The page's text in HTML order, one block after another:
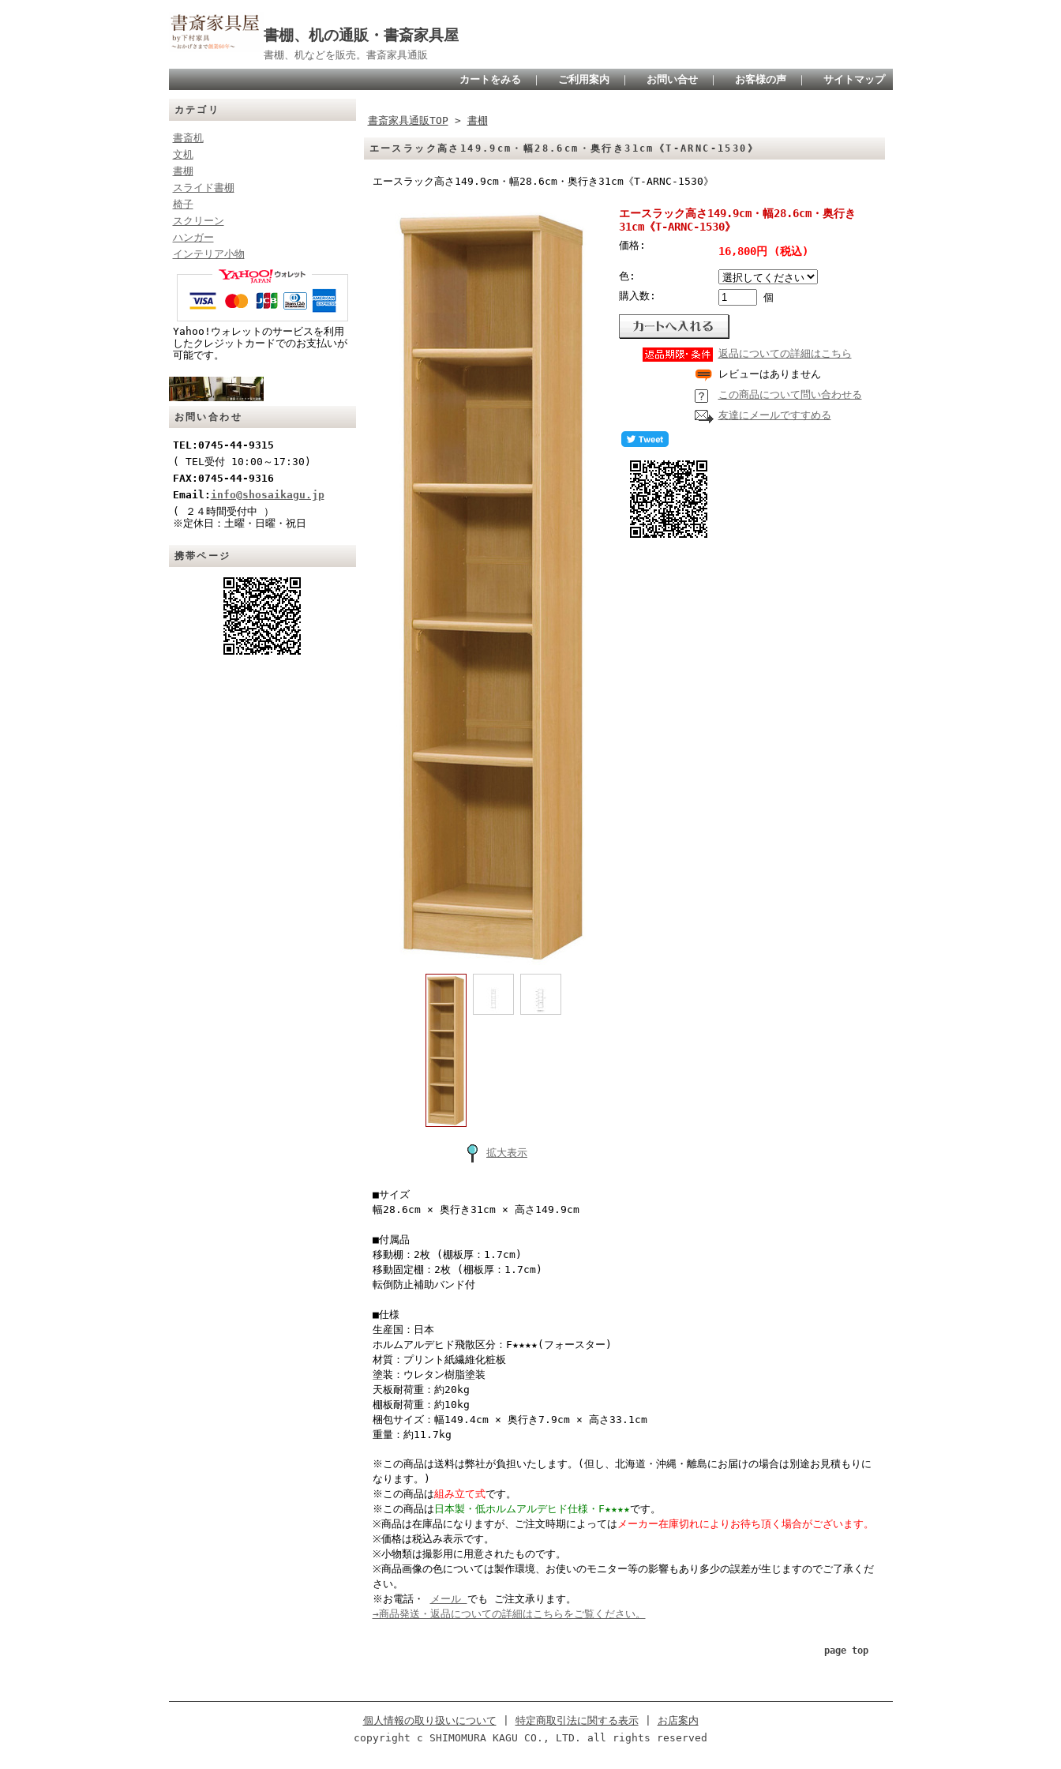
書棚、机の通販・書斎家具屋
書棚、机などを販売。書斎家具通販
カートをみる ｜ ご利用案内 ｜ お問い合せ ｜ お客様の声 ｜ サイトマップ
カテゴリ
書斎机
文机
書棚
スライド書棚
椅子
スクリーン
ハンガー
インテリア小物
Yahoo!ウォレットのサービスを利用
したクレジットカードでのお支払いが
可能です。
お問い合わせ
TEL:0745-44-9315
( TEL受付 10:00～17:30)
FAX:0745-44-9316
Email: info@shosaikagu.jp
(
２４時間受付中
）
※定休日：土曜・日曜・祝日
携帯ページ
書斎家具通販TOP> 書棚
エースラック高さ149.9cm・幅28.6cm・奥行き31cm《T-ARNC-1530》
エースラック高さ149.9cm・幅28.6cm・奥行き31cm《T-ARNC-1530》
拡大表示
エースラック高さ149.9cm・幅28.6cm・奥行き
31cm《T-ARNC-1530》
価格: 16,800円 (税込)
色:
購入数:
個
返品についての詳細はこちら
レビューはありません
この商品について問い合わせる
友達にメールですすめる
■サイズ
幅28.6cm × 奥行き31cm × 高さ149.9cm
■付属品
移動棚：2枚 (棚板厚：1.7cm)
移動固定棚：2枚 (棚板厚：1.7cm)
転倒防止補助バンド付
■仕様
生産国：日本
ホルムアルデヒド飛散区分：F★★★★(フォースター)
材質：プリント紙繊維化粧板
塗装：ウレタン樹脂塗装
天板耐荷重：約20kg
棚板耐荷重：約10kg
梱包サイズ：幅149.4cm × 奥行き7.9cm × 高さ33.1cm
重量：約11.7kg
※この商品は送料は弊社が負担いたします。(但し、北海道・沖縄・離島にお届けの場合は別途お見積もりに
なります。)
※この商品は組み立て式です。
※この商品は 日本製・低ホルムアルデヒド仕様・F★★★★です。
※商品は在庫品になりますが、ご注文時期によっては メーカー在庫切れによりお待ち頂く場合がございます。
※価格は税込み表示です。
※小物類は撮影用に用意されたものです。
※商品画像の色については製作環境、お使いのモニター等の影響もあり多少の誤差が生じますのでご了承くだ
さい。
※お電話・
メール でも ご注文承ります。
→商品発送・返品についての詳細はこちらをご覧ください。
page top
個人情報の取り扱いについて 特定商取引法に関する表示| お店案内
copyright c SHIMOMURA KAGU CO., LTD. all rights reserved